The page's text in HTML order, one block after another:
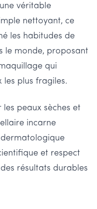
véritable
nettoyant, ce
les habitudes de
le monde, proposant
qui
les plus fragiles.
peaux sèches et
incarne
et respect
résultats durables